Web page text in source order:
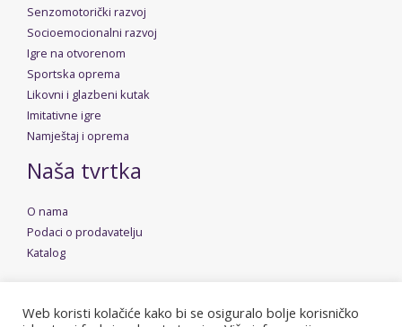
Senzomotorički razvoj
Socioemocionalni razvoj
Igre na otvorenom
Sportska oprema
Likovni i glazbeni kutak
Imitativne igre
Namještaj i oprema
Naša tvrtka
O nama
Podaci o prodavatelju
Katalog
Web koristi kolačiće kako bi se osiguralo bolje korisničko